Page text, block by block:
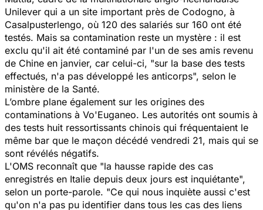
Unilever qui a un site important près de Codogno, à
Casalpusterlengo, où 120 des salariés sur 160 ont été
testés. Mais sa contamination reste un mystère : il est
exclu qu'il ait été contaminé par l'un de ses amis revenu
de Chine en janvier, car celui-ci, "sur la base des tests
effectués, n'a pas développé les anticorps", selon le
ministère de la Santé.
L’ombre plane également sur les origines des
contaminations à Vo'Euganeo. Les autorités ont soumis à
des tests huit ressortissants chinois qui fréquentaient le
même bar que le maçon décédé vendredi 21, mais qui se
sont révélés négatifs.
L'OMS reconnaît que "la hausse rapide des cas
enregistrés en Italie depuis deux jours est inquiétante",
selon un porte-parole. "Ce qui nous inquiète aussi c'est
qu'on n'a pas pu identifier dans tous les cas des liens